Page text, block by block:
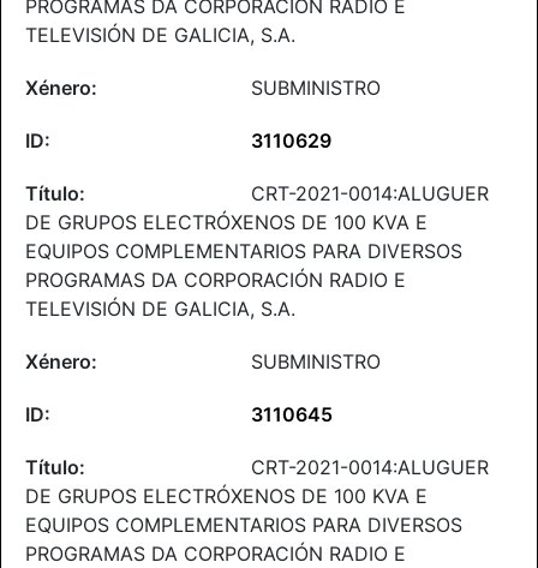
PROGRAMAS DA CORPORACIÓN RADIO E
TELEVISIÓN DE GALICIA, S.A.
SUBMINISTRO
3110629
CRT-2021-0014:ALUGUER
DE GRUPOS ELECTRÓXENOS DE 100 KVA E
EQUIPOS COMPLEMENTARIOS PARA DIVERSOS
PROGRAMAS DA CORPORACIÓN RADIO E
TELEVISIÓN DE GALICIA, S.A.
SUBMINISTRO
3110645
CRT-2021-0014:ALUGUER
DE GRUPOS ELECTRÓXENOS DE 100 KVA E
EQUIPOS COMPLEMENTARIOS PARA DIVERSOS
PROGRAMAS DA CORPORACIÓN RADIO E